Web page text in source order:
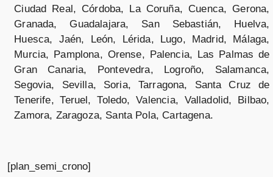
Ciudad Real, Córdoba, La Coruña, Cuenca, Gerona,
Granada, Guadalajara, San Sebastián, Huelva,
Huesca, Jaén, León, Lérida, Lugo, Madrid, Málaga,
Murcia, Pamplona, Orense, Palencia, Las Palmas de
Gran Canaria, Pontevedra, Logroño, Salamanca,
Segovia, Sevilla, Soria, Tarragona, Santa Cruz de
Tenerife, Teruel, Toledo, Valencia, Valladolid, Bilbao,
Zamora, Zaragoza, Santa Pola, Cartagena.
[plan_semi_crono]